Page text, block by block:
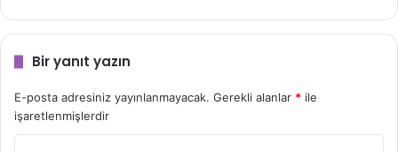
Bir yanıt yazın
E-posta adresiniz yayınlanmayacak. Gerekli alanlar * ile
işaretlenmişlerdir